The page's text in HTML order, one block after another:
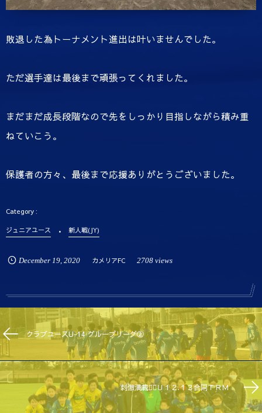
敗退した為トーナメント進出は叶いませんでした。
ただ選手達は最後まで頑張ってくれました。
まだまだ成長段階なので先をしっかり目指しながら積み重
ねていこう。
保護者の方々、最後まで応援ありがとうございました。
ジュニアユース 新人戦(JY)
December 19, 2020 カメリアFC 2708 views
クラブユースU-14 グループリーグ②
刺激満載👉🏾Ｕ１２.１３合同ＴＲＭ